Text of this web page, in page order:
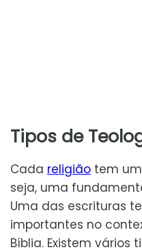
Tipos de
Cada religião tem
seja, uma
Uma das escrituras
importantes no
Bíblia. Existem vários